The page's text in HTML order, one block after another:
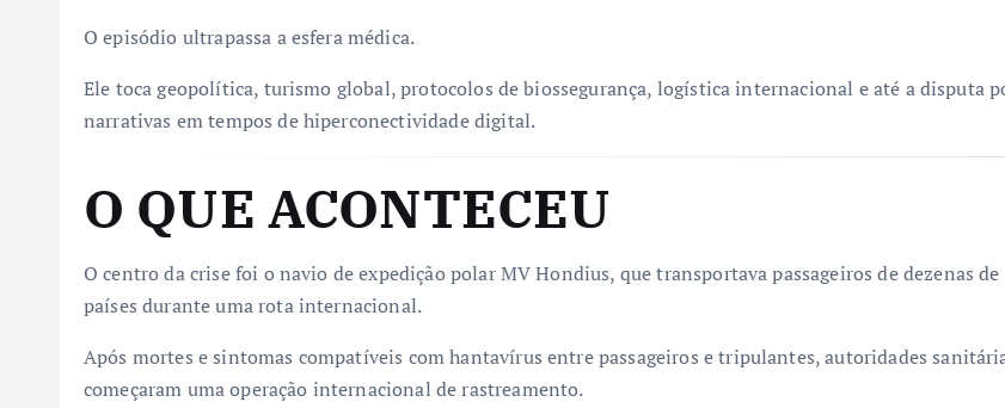
O episódio ultrapassa a esfera médica.
Ele toca geopolítica, turismo global, protocolos de biossegurança, logística internacional e até a disputa
narrativas em tempos de hiperconectividade digital.
O QUE ACONTECEU
O centro da crise foi o navio de expedição polar MV Hondius, que transportava passageiros de dezenas de
países durante uma rota internacional.
Após mortes e sintomas compatíveis com hantavírus entre passageiros e tripulantes, autoridades
começaram uma operação internacional de rastreamento.